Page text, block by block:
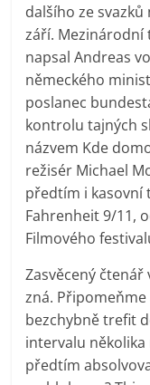
dalšího ze svazků
září. Mezinárodní
napsal Andreas
německého
poslanec
kontrolu tajných
názvem Kde
režisér Michael
předtím i kasovní
Fahrenheit 9/11,
Filmového
Zasvěcený
zná.
bezchybně trefit
intervalu
předtím